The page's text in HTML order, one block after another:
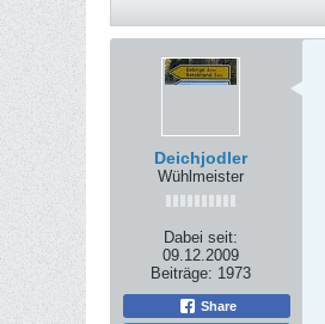
Deichjodler
Wühlmeister
Dabei seit:
09.12.2009
Beiträge: 1973
Share